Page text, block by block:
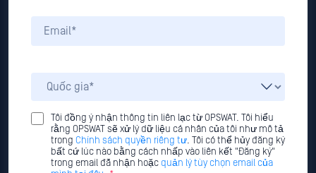
Tôi đồng ý nhận thông tin liên lạc từ OPSWAT. Tôi hiểu
rằng OPSWAT sẽ xử lý dữ liệu cá nhân của tôi như mô tả
trong Chính sách quyền riêng tư. Tôi có thể hủy đăng ký
bất cứ lúc nào bằng cách nhấp vào liên kết "Đăng ký"
trong email đã nhận hoặc quản lý tùy chọn email của